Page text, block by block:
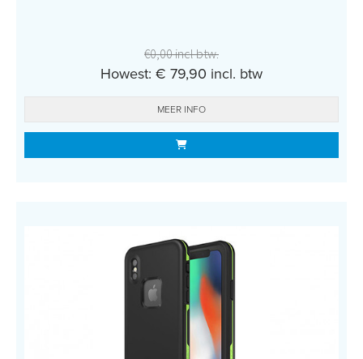
€0,00 incl btw.
Howest: € 79,90 incl. btw
MEER INFO